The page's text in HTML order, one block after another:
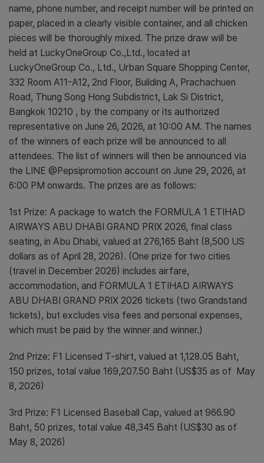
name, phone number, and receipt number will be printed on
paper, placed in a clearly visible container, and all chicken
pieces will be thoroughly mixed. The prize draw will be
held at LuckyOneGroup Co.,Ltd., located at
LuckyOneGroup Co., Ltd., Urban Square Shopping Center,
332 Room A11-A12, 2nd Floor, Building A, Prachachuen
Road, Thung Song Hong Subdistrict, Lak Si District,
Bangkok 10210 , by the company or its authorized
representative on June 26, 2026, at 10:00 AM. The names
of the winners of each prize will be announced to all
attendees. The list of winners will then be announced via
the LINE @Pepsipromotion account on June 29, 2026, at
6:00 PM onwards. The prizes are as follows:
1st Prize: A package to watch the FORMULA 1 ETIHAD
AIRWAYS ABU DHABI GRAND PRIX 2026, final class
seating, in Abu Dhabi, valued at 276,165 Baht (8,500 US
dollars as of April 28, 2026). (One prize for two cities
(travel in December 2026) includes airfare,
accommodation, and FORMULA 1 ETIHAD AIRWAYS
ABU DHABI GRAND PRIX 2026 tickets (two Grandstand
tickets), but excludes visa fees and personal expenses,
which must be paid by the winner and winner.)
2nd Prize: F1 Licensed T-shirt, valued at 1,128.05 Baht,
150 prizes, total value 169,207.50 Baht (US$35 as of May
8, 2026)
3rd Prize: F1 Licensed Baseball Cap, valued at 966.90
Baht, 50 prizes, total value 48,345 Baht (US$30 as of
May 8, 2026)